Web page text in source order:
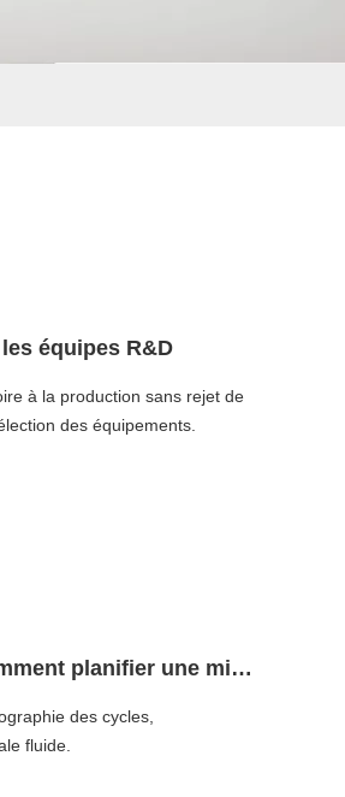
équipes R&D
à la production sans rejet de
des équipements.
Lyophilisateur pilote vs lyophilisateur de production : comment planifier une mise à l'échelle en douceur
des cycles,
fluide.